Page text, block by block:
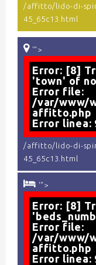
/affitto/lido-di-
45_65c13.html
'">
Error: [8]
'town' of
Error file:
/var/www/
affitto.php
Error linea:
/affitto/lido-di-
45_65c13.html
'">
Error: [8]
Error file:
/var/www/
affitto.php
Error linea: